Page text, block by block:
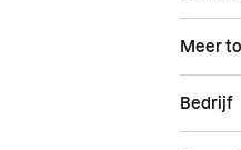
Meer
Bedrijf